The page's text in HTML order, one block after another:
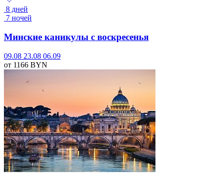
8 дней
7 ночей
Минские каникулы с воскресенья
09.08 23.08 06.09
от 1166 BYN